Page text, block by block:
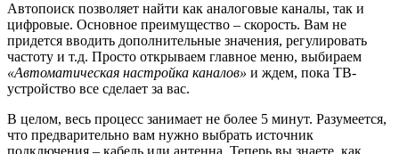
Автопоиск позволяет найти как аналоговые каналы, так и
цифровые. Основное преимущество – скорость. Вам не
придется вводить дополнительные значения, регулировать
частоту и т.д. Просто открываем главное меню, выбираем
«Автоматическая настройка каналов» и ждем, пока ТВ-
устройство все сделает за вас.
В целом, весь процесс занимает не более 5 минут. Разумеется,
что предварительно вам нужно выбрать источник